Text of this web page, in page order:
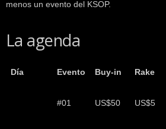
menos un evento del KSOP.
La agenda
Día Evento Buy-in Rake
#01 US$50 US$5